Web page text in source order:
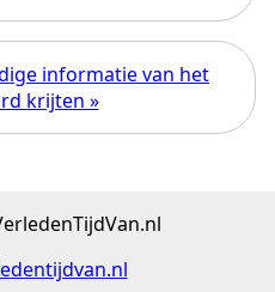
informatie van het
krijten »